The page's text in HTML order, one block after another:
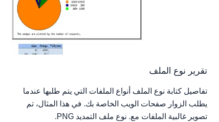
تقرير نوع الملف
تفاصيل كتابة نوع الملف أنواع الملفات التي يتم طلبها عندما
يطلب الزوار صفحات الويب الخاصة بك. في هذا المثال، تم
تصوير غالبية الملفات مع. نوع ملف التمديد PNG.